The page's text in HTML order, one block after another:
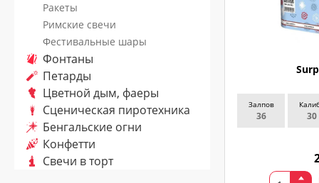
Ракеты
Римские свечи
Фестивальные шары
Фонтаны
Петарды
Цветной дым, фаеры
Сценическая пиротехника
Бенгальские огни
Конфетти
Свечи в торт
Залпов
36 30
Адрес
(город,
улица,
дом,
квартира),
время
доставки*
ВАЖНО!
Заказ